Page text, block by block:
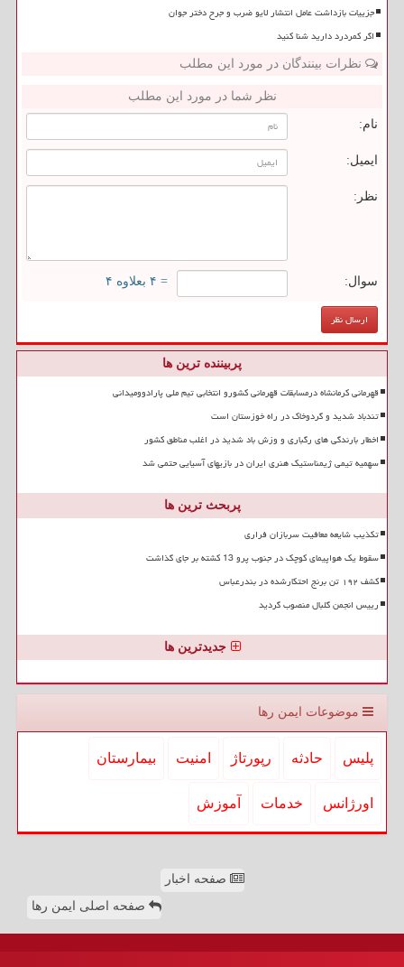
جزییات بازداشت عامل انتشار لایو ضرب و جرح دختر جوان
اگر کمردرد دارید شنا کنید
نظرات بینندگان در مورد این مطلب
نظر شما در مورد این مطلب
نام:
ایمیل:
نظر:
سوال: = ۴ بعلاوه ۴
پربیننده ترین ها
قهرمانی کرمانشاه درمسابقات قهرمانی کشورو انتخابی تیم ملی پارادوومیدانی
تندباد شدید و گردوخاک در راه خوزستان است
اخطار بارندگی های رگباری و وزش باد شدید در اغلب مناطق کشور
سهمیه تیمی ژیمناستیک هنری ایران در بازیهای آسیایی حتمی شد
پربحث ترین ها
تکذیب شایعه معافیت سربازان فراری
سقوط یک هواپیمای کوچک در جنوب پرو 13 کشته بر جای گذاشت
کشف ۱۹۲ تن برنج احتکارشده در بندرعباس
رییس انجمن گلبال منصوب گردید
جدیدترین ها
موضوعات ایمن رها
پلیس حادثه رپورتاژ امنیت بیمارستان
اورژانس خدمات آموزش
صفحه اخبار
صفحه اصلی ایمن رها